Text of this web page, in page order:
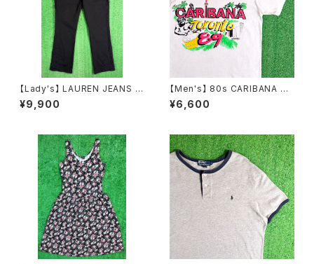
【Lady's】 LAUREN JEANS R
ALPH LAUREN レースデザイ
ン フレアパンツ / 古着 パンツ フ
¥9,900
【Men's】 80s CARIBANA To
ronto 89' Tシャツ / 80年代
ティーシャツ T-Shirt 古着 228
¥6,600